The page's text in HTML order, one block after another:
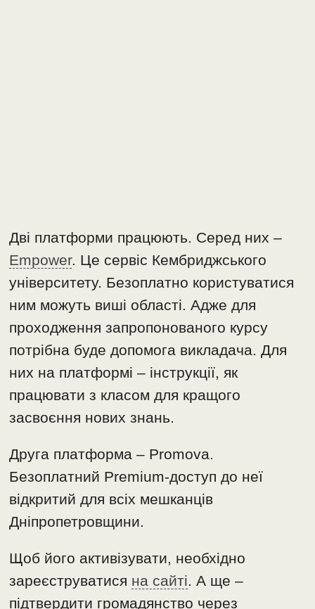
Дві платформи працюють. Серед них –
Empower. Це сервіс Кембриджського
університету. Безоплатно користуватися
ним можуть виші області. Адже для
проходження запропонованого курсу
потрібна буде допомога викладача. Для
них на платформі – інструкції, як
працювати з класом для кращого
засвоєння нових знань.
Друга платформа – Promova.
Безоплатний Prеmium-доступ до неї
відкритий для всіх мешканців
Дніпропетровщини.
Щоб його активізувати, необхідно
зареєструватися на сайті. А ще –
підтвердити громадянство через